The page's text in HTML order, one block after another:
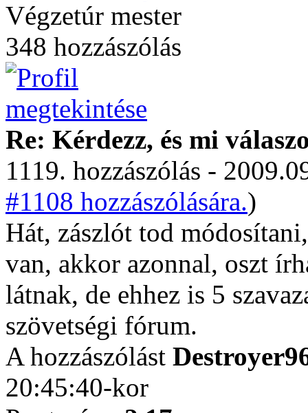
Végzetúr mester
348 hozzászólás
Re: Kérdezz, és mi
1119. hozzászólás -
#1108 hozzászólására.)
Hát, zászlót tod
van, akkor azonnal, oszt
látnak, de ehhez is 5
szövetségi fórum.
A hozzászólást
20:45:40-kor